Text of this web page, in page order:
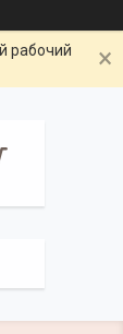
рабочий